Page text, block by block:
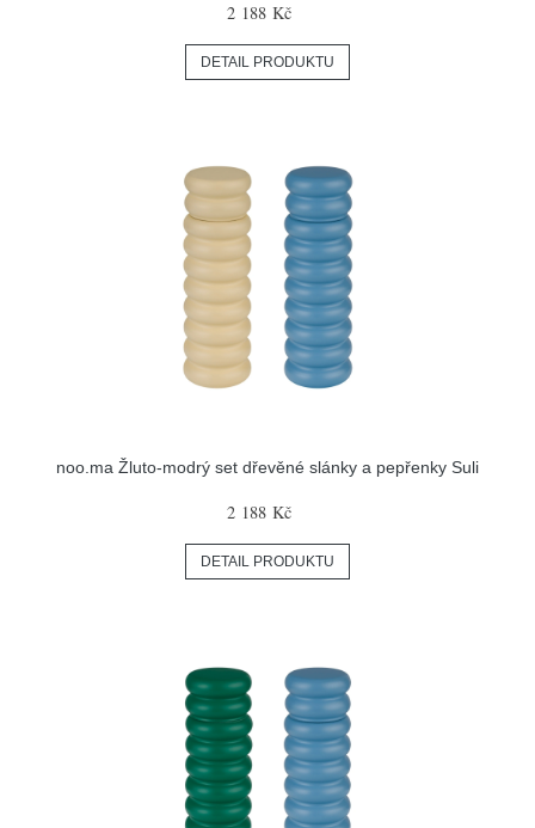
2 188 Kč
DETAIL PRODUKTU
noo.ma Žluto-modrý set dřevěné slánky a pepřenky Suli
2 188 Kč
DETAIL PRODUKTU